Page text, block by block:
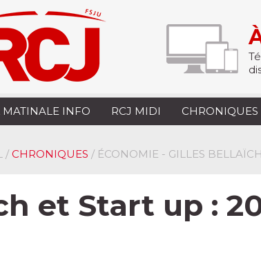
MATINALE INFO RCJ MIDI CHRONIQUES
/ CHRONIQUES / ÉCONOMIE - GILLES
et Start up :